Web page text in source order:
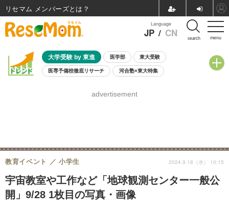
menu
Language
JP / CN search
大学受験 by 東進 医学部 東大受験
医専予備校徹底リサーチ 河合塾×東大特集
8月開催学校説明会・相談会
advertisement
宇宙教室や工作など「地球観測センター一般公
開」9/28 1枚目の写真・画像
教育イベント 小学生 2024.9.18（水） 10:15
リセマム メンバーズ